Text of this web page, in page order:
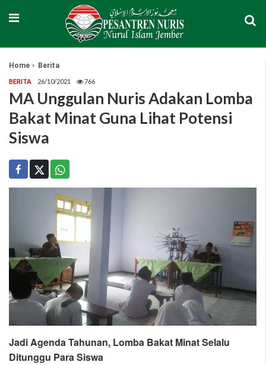
Home Berita
BERITA 26/10/2021 766
MA Unggulan Nuris Adakan Lomba
Bakat Minat Guna Lihat Potensi
Siswa
Jadi Agenda Tahunan, Lomba Bakat Minat Selalu
Ditunggu Para Siswa